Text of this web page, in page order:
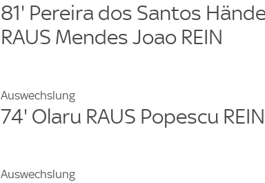
81' Pereira dos Santos
RAUS Mendes Joao REIN
Auswechslung
74' Olaru RAUS Popescu REIN
Auswechslung